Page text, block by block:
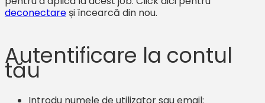
deconectare și încearcă din nou.
Autentificare la contul
tău